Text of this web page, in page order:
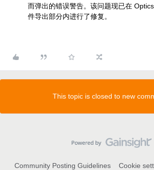
而弹出的错误警告。该问题现已在
件导出部分内进行了修复。
This topic is closed to new
Community Posting Guidelines Cookie